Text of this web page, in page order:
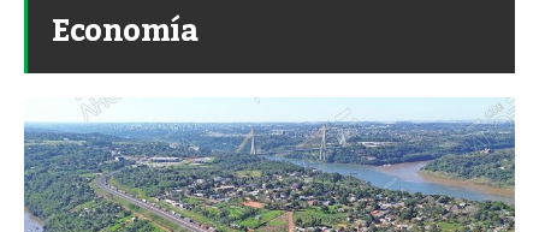
Economía